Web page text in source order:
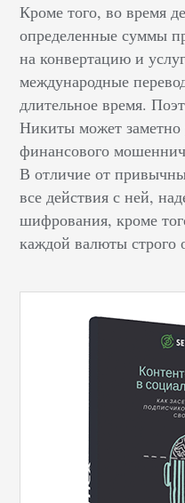
Кроме того, во время
определенные суммы
на конвертацию и
международные
длительное время.
Никиты может заметно
финансового
В отличие от
все действия с ней,
шифрования, кроме
каждой валюты строго